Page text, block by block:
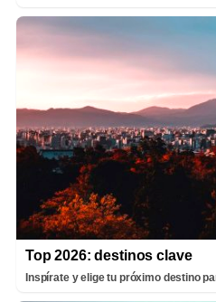
Top 2026: destinos clave
Inspírate y elige tu próximo destino